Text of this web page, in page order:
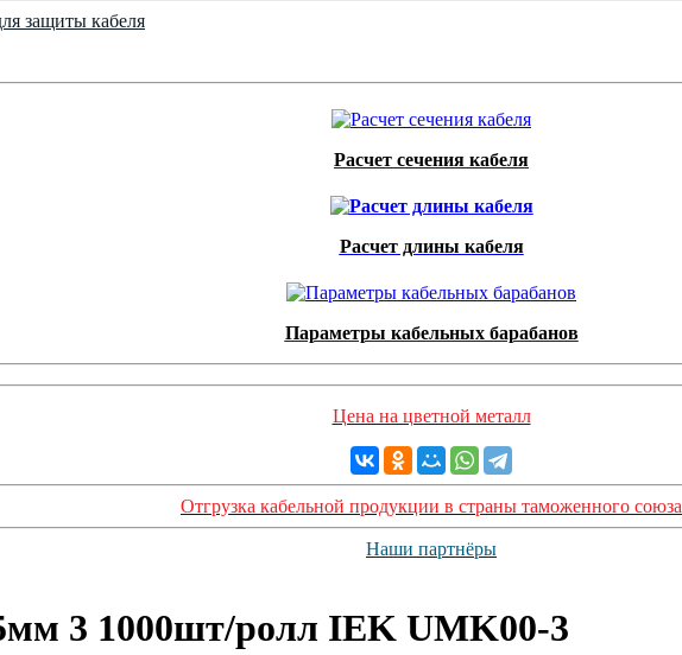
защиты кабеля
Расчет сечения кабеля
Расчет длины кабеля
Параметры кабельных барабанов
Цена на цветной металл
Отгрузка кабельной продукции в страны таможенного союза
Наши партнёры
3 1000шт/ролл IEK UMK00-3